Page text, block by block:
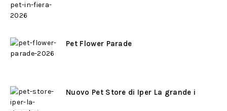
Pet Flower Parade
Nuovo Pet Store di Iper La grande i